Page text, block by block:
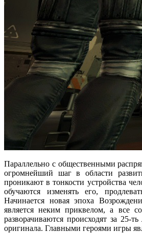
Параллельно с общественными
огромнейший шаг в области
проникают в тонкости устройства
обучаются изменять его,
Начинается новая эпоха
является неким приквелом, а все
разворачиваются происходят за 25-
оригинала. Главными героями игры